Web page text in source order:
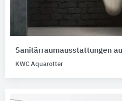
Sanitärraumausstattungen
KWC Aquarotter